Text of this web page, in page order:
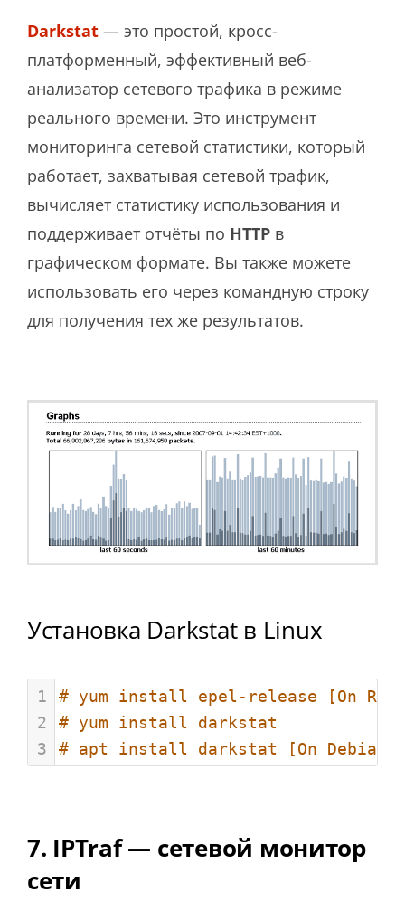
Darkstat — это простой, кросс-
платформенный, эффективный веб-
анализатор сетевого трафика в режиме
реального времени. Это инструмент
мониторинга сетевой статистики, который
работает, захватывая сетевой трафик,
вычисляет статистику использования и
поддерживает отчёты по HTTP в
графическом формате. Вы также можете
использовать его через командную строку
для получения тех же результатов.
Установка Darkstat в Linux
1
# yum install epel-release [On
2
# yum install darkstat
3
# apt install darkstat [On Debian/
7. IPTraf — сетевой монитор
сети